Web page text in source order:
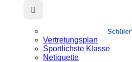
Vertretungsplan
Sportlichste Klasse
Netiquette